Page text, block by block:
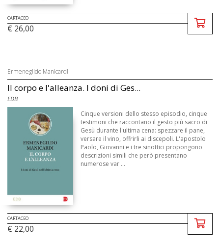
CARTACEO
€ 26,00
Ermenegildo Manicardi
Il corpo e l'alleanza. I doni di Ges...
EDB
Cinque versioni dello stesso episodio, cinque
testimoni che raccontano il gesto più sacro di
Gesù durante l'ultima cena: spezzare il pane,
versare il vino, offrirli ai discepoli. L'apostolo
Paolo, Giovanni e i tre sinottici propongono
descrizioni simili che però presentano
numerose var ...
CARTACEO
€ 22,00